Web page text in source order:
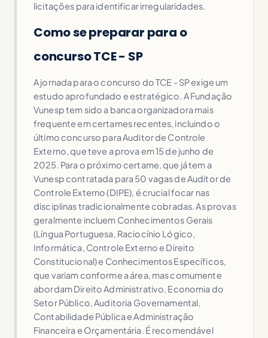
licitações para identificar irregularidades.
Como se preparar para o
concurso TCE - SP
A jornada para o concurso do TCE - SP exige um
estudo aprofundado e estratégico. A Fundação
Vunesp tem sido a banca organizadora mais
frequente em certames recentes, incluindo o
último concurso para Auditor de Controle
Externo, que teve a prova em 15 de junho de
2025. Para o próximo certame, que já tem a
Vunesp contratada para 50 vagas de Auditor de
Controle Externo (DIPE), é crucial focar nas
disciplinas tradicionalmente cobradas. As provas
geralmente incluem Conhecimentos Gerais
(Língua Portuguesa, Raciocínio Lógico,
Informática, Controle Externo e Direito
Constitucional) e Conhecimentos Específicos,
que variam conforme a área, mas comumente
abordam Direito Administrativo, Economia do
Setor Público, Auditoria Governamental,
Contabilidade Pública e Administração
Financeira e Orçamentária. É recomendável